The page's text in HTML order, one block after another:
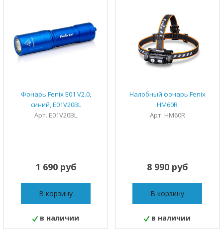
Фонарь Fenix E01 V2.0,
синий, E01V20BL
Арт. E01V20BL
1 690 руб
В корзину
в наличии
Налобный фонарь Fenix
HM60R
Арт. HM60R
8 990 руб
В корзину
в наличии